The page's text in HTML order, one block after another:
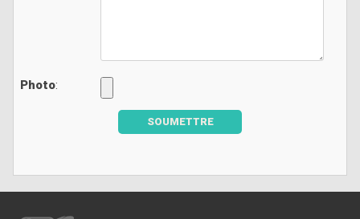
Photo:
SOUMETTRE